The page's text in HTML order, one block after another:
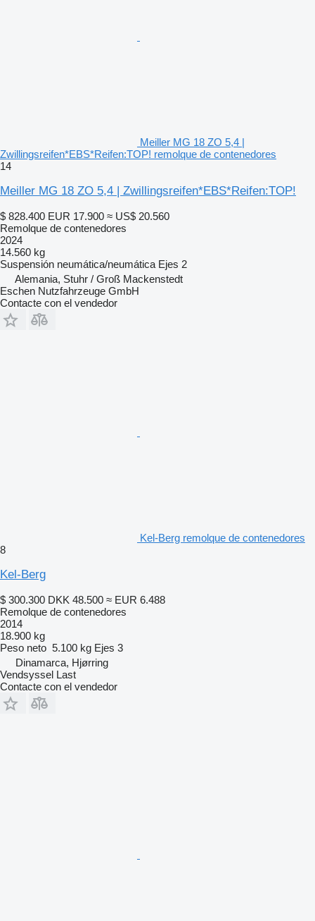
Meiller MG 18 ZO 5,4 |
Zwillingsreifen*EBS*Reifen:TOP! remolque de contenedores
14
Meiller MG 18 ZO 5,4 | Zwillingsreifen*EBS*Reifen:TOP!
$ 828.400 EUR 17.900 ≈ US$ 20.560
Remolque de contenedores
2024
14.560 kg
Suspensión neumática/neumática Ejes 2
Alemania, Stuhr / Groß Mackenstedt
Eschen Nutzfahrzeuge GmbH
Contacte con el vendedor
Kel-Berg remolque de contenedores
8
Kel-Berg
$ 300.300 DKK 48.500 ≈ EUR 6.488
Remolque de contenedores
2014
18.900 kg
Peso neto 5.100 kg Ejes 3
Dinamarca, Hjørring
Vendsyssel Last
Contacte con el vendedor